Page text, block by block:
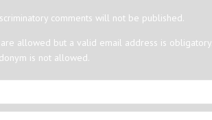
comments will not be published.
allowed but a valid email address is obligatory.
is not allowed.